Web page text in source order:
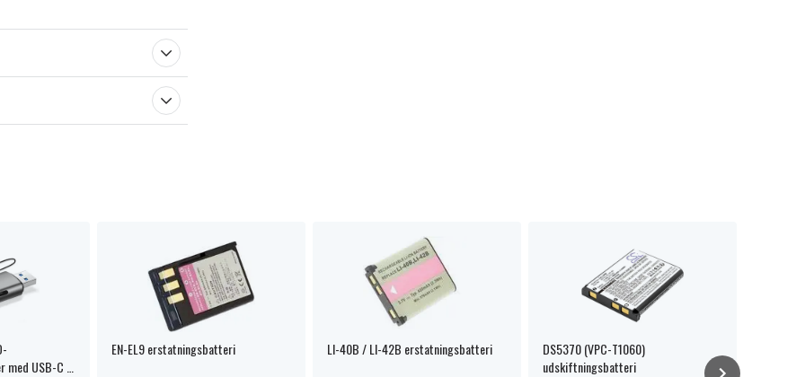
USB-C /
EN-EL9 erstatningsbatteri LI-40B / LI-42B erstatningsbatteri
DS5370 (VPC-T1060)
udskiftningsbatteri